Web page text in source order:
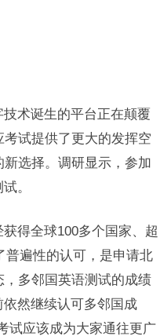
术诞生的平台正在颠覆
试提供了更大的发挥空
选择。调研显示，参加
。
得全球100多个国家、超
普遍性的认可，是申请北
多邻国英语测试的成绩
然继续认可多邻国成
试应该成为大家通往更广